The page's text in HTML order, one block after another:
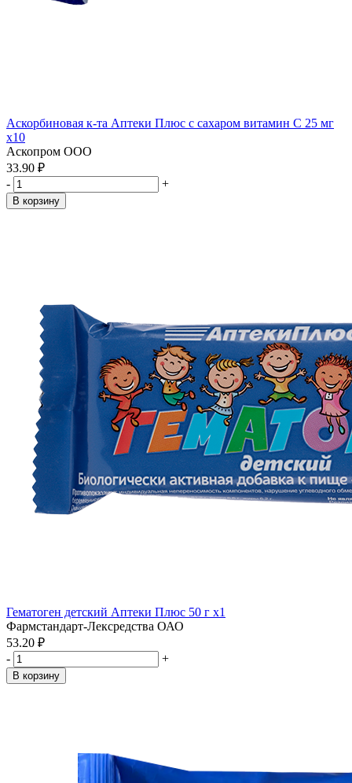
Аскорбиновая к-та Аптеки Плюс с сахаром витамин С 25 мг
x10
Аскопром ООО
33.90 ₽
-
+
В корзину
Гематоген детский Аптеки Плюс 50 г x1
Фармстандарт-Лексредства ОАО
53.20 ₽
-
+
В корзину